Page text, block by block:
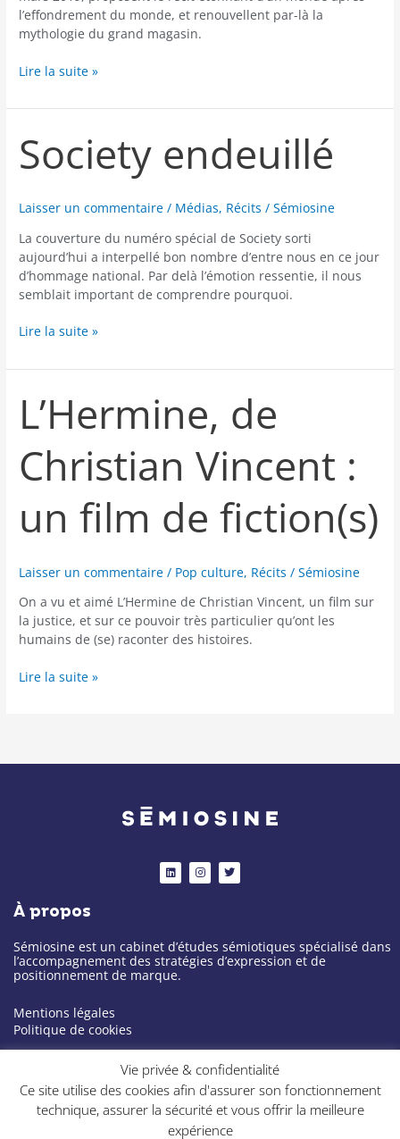
l’effondrement du monde, et renouvellent par-là la
mythologie du grand magasin.
Lire la suite »
Society endeuillé
Laisser un commentaire / Médias, Récits /Sémiosine
La couverture du numéro spécial de Society sorti
aujourd’hui a interpellé bon nombre d’entre nous en ce jour
d’hommage national. Par delà l’émotion ressentie, il nous
semblait important de comprendre pourquoi.
endeuillé
Lire la suite »
L’Hermine, de
Christian Vincent :
un film de fiction(s)
Laisser un commentaire / Pop culture, Récits /Sémiosine
On a vu et aimé L’Hermine de Christian Vincent, un film sur
la justice, et sur ce pouvoir très particulier qu’ont les
humains de (se) raconter des histoires.
L’Hermine,
Christian
Vincent
:
film
de
Lire la suite »
L
i
n
n
I
n
s
a
m
T
w
i
À propos
Sémiosine est un cabinet d’études sémiotiques spécialisé dans
l’accompagnement des stratégies d’expression et de
positionnement de marque.
Mentions légales
Politique de cookies
Notre cabinet
À propos
Expertise
Vie privée & confidentialité
Ce site utilise des cookies afin d'assurer son fonctionnement
technique, assurer la sécurité et vous offrir la meilleure
expérience